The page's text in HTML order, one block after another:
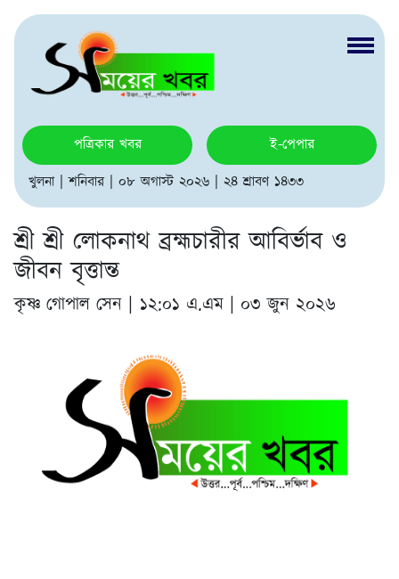
পত্রিকার খবর
ই-পেপার
খুলনা | শনিবার | ০৮ অগাস্ট ২০২৬ | ২৪ শ্রাবণ ১৪৩৩
শ্রী শ্রী লোকনাথ ব্রহ্মচারীর আবির্ভাব ও
জীবন বৃত্তান্ত
কৃষ্ণ গোপাল সেন | ১২:০১ এ.এম | ০৩ জুন ২০২৬